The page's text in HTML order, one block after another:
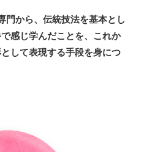
門から、伝統技法を基本とし
感じ学んだことを、これか
して表現する手段を身につ